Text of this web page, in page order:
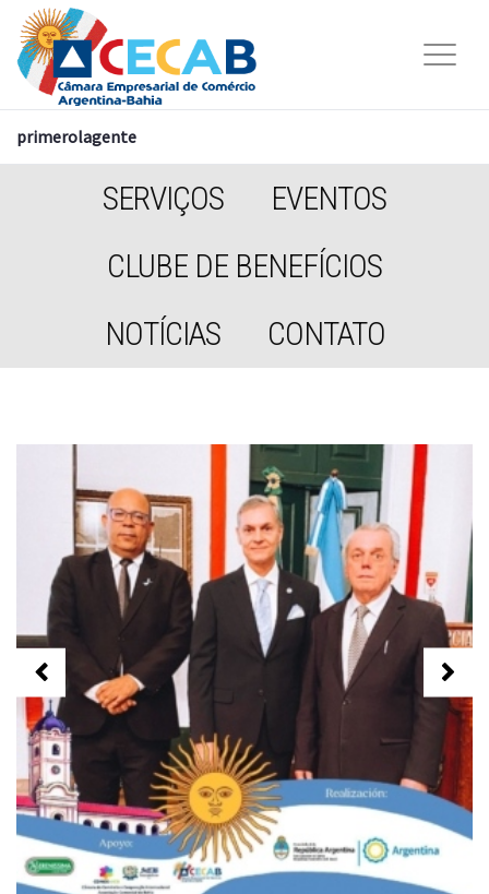
primerolagente
SERVIÇOS
EVENTOS
CLUBE DE BENEFÍCIOS
NOTÍCIAS
CONTATO